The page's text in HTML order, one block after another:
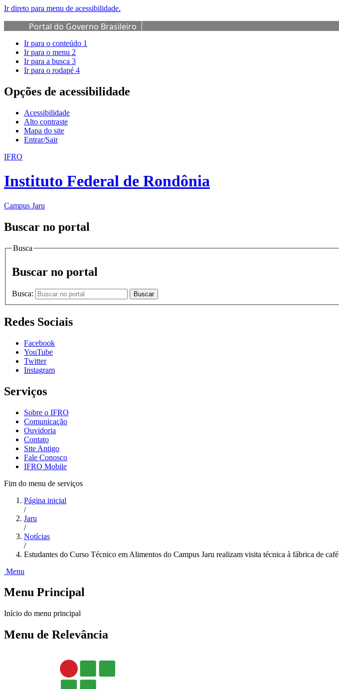
Ir direto para menu de acessibilidade.
Portal do Governo Brasileiro
Ir para o conteúdo 1
Ir para o menu 2
Ir para a busca 3
Ir para o rodapé 4
Opções de acessibilidade
Acessibilidade
Alto contraste
Mapa do site
Entrar/Sair
IFRO
Instituto Federal de Rondônia
Campus Jaru
Buscar no portal
Busca
Buscar no portal
Busca: Buscar
Redes Sociais
Facebook
YouTube
Twitter
Instagram
Serviços
Sobre o IFRO
Comunicação
Ouvidoria
Contato
Site Antigo
Fale Conosco
IFRO Mobile
Fim do menu de serviços
Página inicial
/
Jaru
/
Notícias
/
Estudantes do Curso Técnico em Alimentos do Campus Jaru realizam visita técnica à fábrica de café
Menu
Menu Principal
Início do menu principal
Menu de Relevância